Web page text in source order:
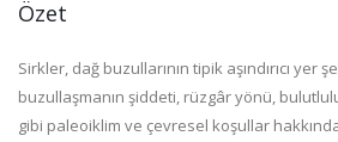
Özet
Sirkler, dağ buzullarının tipik aşındırıcı yer
buzullaşmanın şiddeti, rüzgâr yönü,
gibi paleoiklim ve çevresel koşullar